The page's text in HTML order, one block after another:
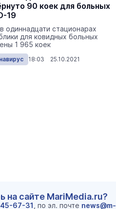
90 коек для больных
19
одиннадцати стационарах
для ковидных больных
1 965 коек
18:03 25.10.2021
на сайте MariMedia.ru?
67-31 , по эл. почте news@m-